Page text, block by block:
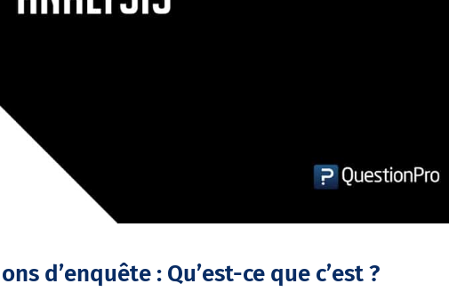
d’enquête : Qu’est-ce que c’est ?